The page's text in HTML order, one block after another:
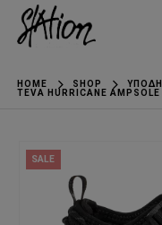
HOME SHOP
TEVA HURRICANE
SALE